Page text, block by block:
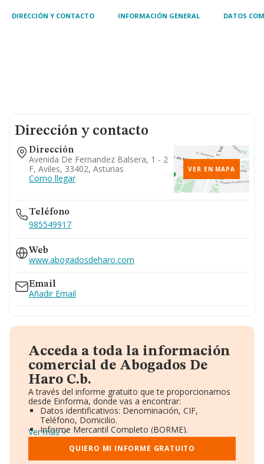
DIRECCIÓN Y CONTACTO INFORMACIÓN GENERAL DATOS
Dirección y contacto
Dirección
Avenida De Fernandez Balsera, 1 - 2
F, Aviles, 33402, Asturias
Como llegar
VER EN MAPA
Teléfono
985549917
Web
www.abogadosdeharo.com
Email
Añadir Email
Acceda a toda la información
comercial de Abogados De
Haro C.b.
A través del informe gratuito que te proporcionamos
desde Einforma, donde vas a encontrar:
Datos identificativos: Denominación, CIF,
Teléfono, Domicilio.
Informe Mercantil Completo (BORME).
Gráficos de Evolución Ventas y Empleados.
Consejo de Administración y Administradores.
Directivos y Ejecutivos.
Ver más
QUIERO MI INFORME GRATUITO